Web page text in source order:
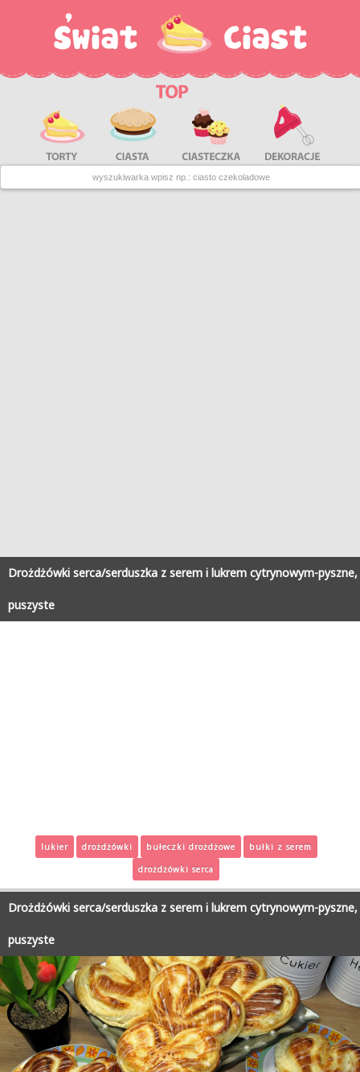
Drożdżówki serca/serduszka z serem i lukrem cytrynowym-pyszne,
puszyste
lukier drożdżówki bułeczki drożdżowe
bułki z serem
drożdżówki serca
Drożdżówki serca/serduszka z serem i lukrem cytrynowym-pyszne,
puszyste